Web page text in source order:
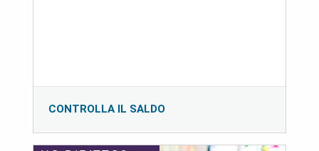
CONTROLLA IL SALDO